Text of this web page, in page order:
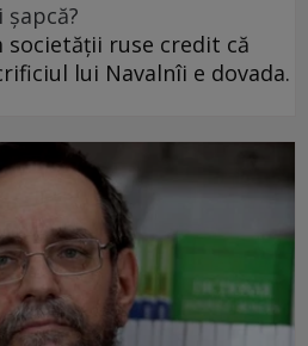
șapcă?
societății ruse credit că
lui Navalnîi e dovada.